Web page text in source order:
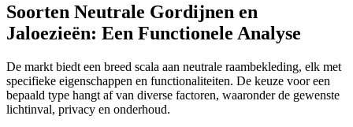
Soorten Neutrale Gordijnen en
Jaloezieën: Een Functionele Analyse
De markt biedt een breed scala aan neutrale raambekleding, elk met
specifieke eigenschappen en functionaliteiten. De keuze voor een
bepaald type hangt af van diverse factoren, waaronder de gewenste
lichtinval, privacy en onderhoud.